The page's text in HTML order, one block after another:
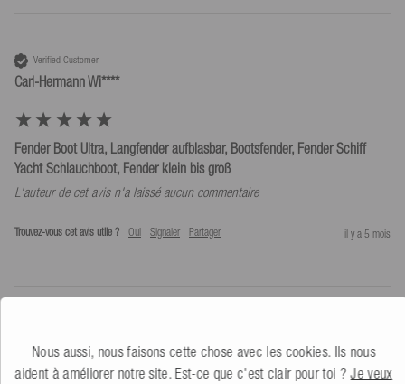
Verified Customer
Carl-Hermann Wi****
Fender Boot Ultra, Langfender aufblasbar, Bootsfender, Fender Schiff
Yacht Schlauchboot, Fender klein bis groß
L'auteur de cet avis n'a laissé aucun commentaire
Trouvez-vous cet avis utile ? Oui Signaler Partager il y a 5 mois
Nous aussi, nous faisons cette chose avec les cookies. Ils nous
aident à améliorer notre site. Est-ce que c'est clair pour toi ?Je veux